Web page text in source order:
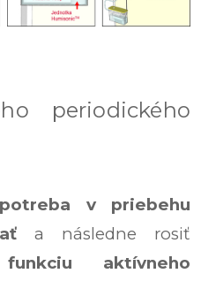
periodického
v priebehu
a následne rosiť
aktívneho